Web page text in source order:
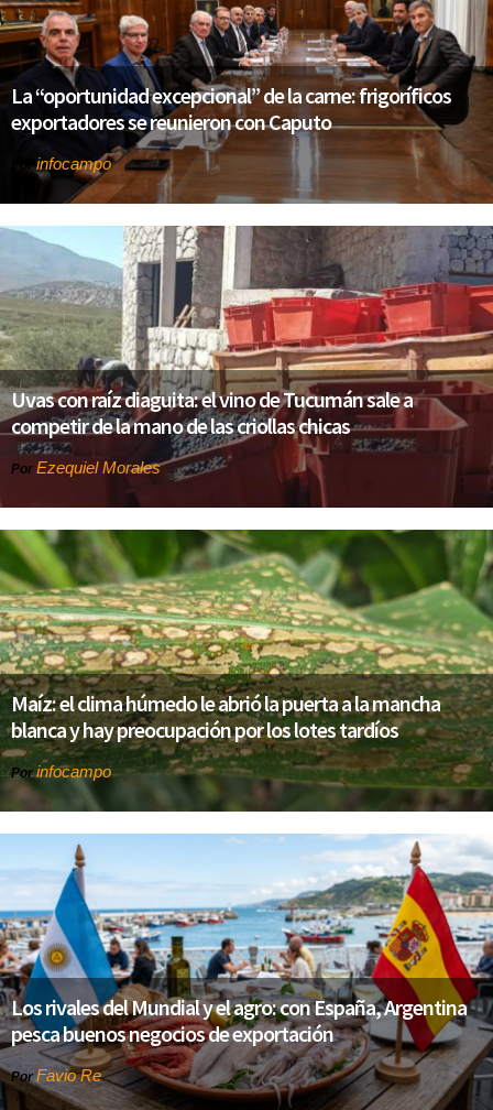
La “oportunidad excepcional” de la carne: frigoríficos
exportadores se reunieron con Caputo
Porinfocampo
Uvas con raíz diaguita: el vino de Tucumán sale a
competir de la mano de las criollas chicas
Por Ezequiel Morales
Maíz: el clima húmedo le abrió la puerta a la mancha
blanca y hay preocupación por los lotes tardíos
Porinfocampo
Los rivales del Mundial y el agro: con España, Argentina
pesca buenos negocios de exportación
Por Favio Re